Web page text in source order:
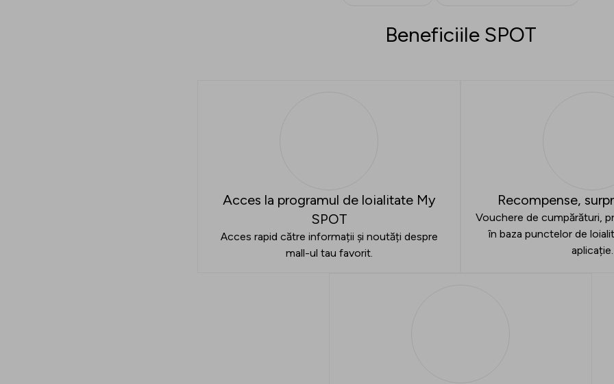
Beneficiile SPOT
Acces la programul de loialitate My
SPOT
Acces rapid către informații și noutăți despre
mall-ul tau favorit.
Recompense,
Vouchere de cumpărături,
în baza punctelor de
aplicație.